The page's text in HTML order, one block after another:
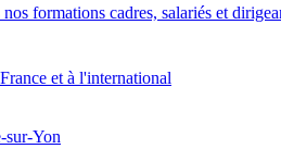
formations cadres, salariés et
et à l'international
sur-Yon